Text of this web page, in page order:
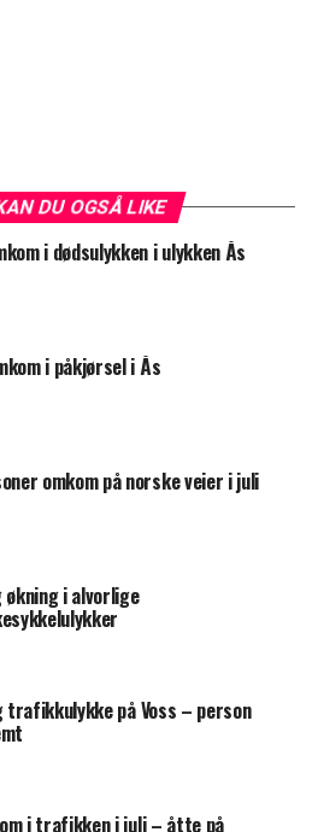
DU OGSÅ LIKE
i dødsulykken i ulykken Ås
i påkjørsel i Ås
omkom på norske veier i juli
i alvorlige
trafikkulykke på Voss – person
i trafikken i juli – åtte på